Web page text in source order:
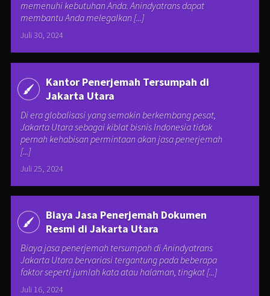
memenuhi kebutuhan Anda. Anindyatrans dapat
membantu Anda melegalkan [...]
Juli 30, 2024
Kantor Penerjemah Tersumpah di
Jakarta Utara
Di era globalisasi yang semakin berkembang pesat,
Jakarta Utara sebagai kiblat bisnis Indonesia tidak
pernah kehabisan permintaan akan jasa penerjemah
[...]
Juli 25, 2024
Biaya Jasa Penerjemah Dokumen
Resmi di Jakarta Utara
Biaya jasa penerjemah tersumpah di Anindyatrans
Jakarta Utara bervariasi tergantung pada beberapa
faktor seperti jumlah kata atau halaman, tingkat [...]
Juli 16, 2024